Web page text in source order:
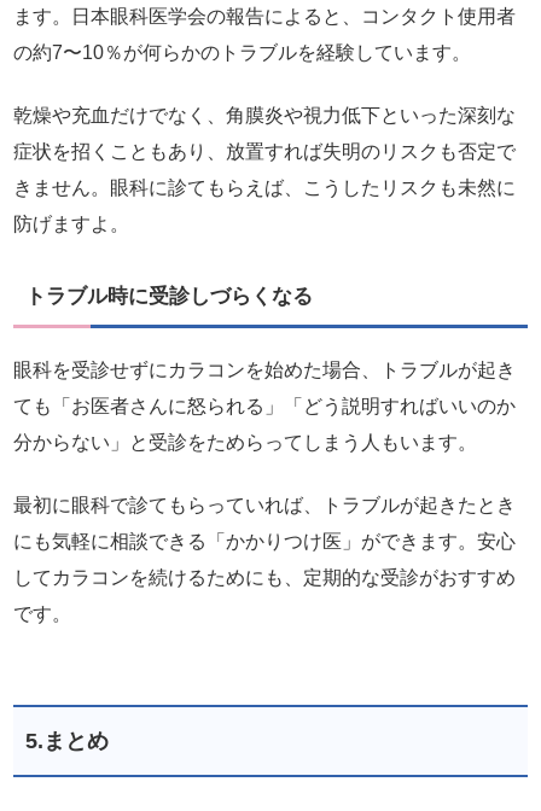
ます。日本眼科医学会の報告によると、コンタクト使用者
の約7〜10％が何らかのトラブルを経験しています。
乾燥や充血だけでなく、角膜炎や視力低下といった深刻な
症状を招くこともあり、放置すれば失明のリスクも否定で
きません。眼科に診てもらえば、こうしたリスクも未然に
防げますよ。
トラブル時に受診しづらくなる
眼科を受診せずにカラコンを始めた場合、トラブルが起き
ても「お医者さんに怒られる」「どう説明すればいいのか
分からない」と受診をためらってしまう人もいます。
最初に眼科で診てもらっていれば、トラブルが起きたとき
にも気軽に相談できる「かかりつけ医」ができます。安心
してカラコンを続けるためにも、定期的な受診がおすすめ
です。
5.まとめ